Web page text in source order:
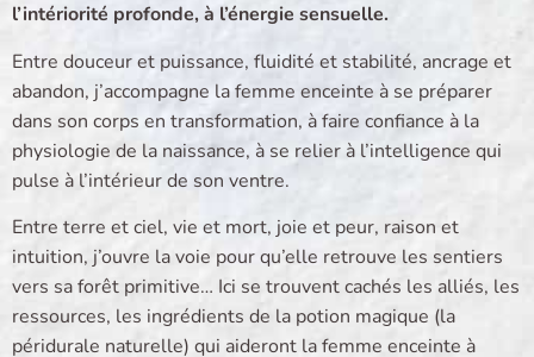
l’intériorité profonde, à l’énergie sensuelle.
Entre douceur et puissance, fluidité et stabilité, ancrage et
abandon, j’accompagne la femme enceinte à se préparer
dans son corps en transformation, à faire confiance à la
physiologie de la naissance, à se relier à l’intelligence qui
pulse à l’intérieur de son ventre.
Entre terre et ciel, vie et mort, joie et peur, raison et
intuition, j’ouvre la voie pour qu’elle retrouve les sentiers
vers sa forêt primitive… Ici se trouvent cachés les alliés, les
ressources, les ingrédients de la potion magique (la
péridurale naturelle) qui aideront la femme enceinte à